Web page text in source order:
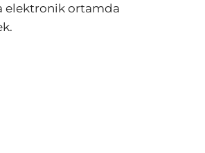
elektronik ortamda